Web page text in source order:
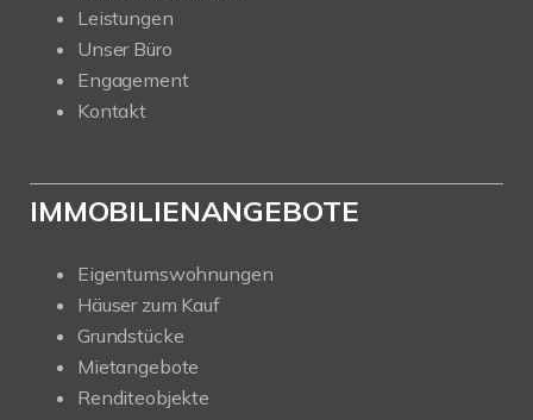
Leistungen
Unser Büro
Engagement
Kontakt
IMMOBILIENANGEBOTE
Eigentumswohnungen
Häuser zum Kauf
Grundstücke
Mietangebote
Renditeobjekte